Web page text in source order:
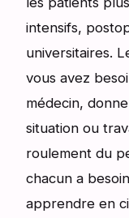
intensifs,
universitaires.
vous avez
médecin,
situation ou
roulement du
chacun a
apprendre en